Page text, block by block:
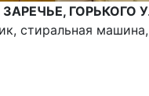
ГОРЬКОГО
стиральная